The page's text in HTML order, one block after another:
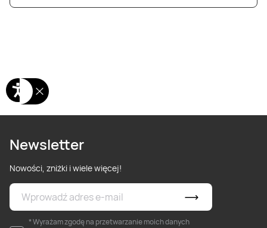
Newsletter
Nowości, zniżki i wiele więcej!
* Wyrażam zgodę na przetwarzanie moich danych